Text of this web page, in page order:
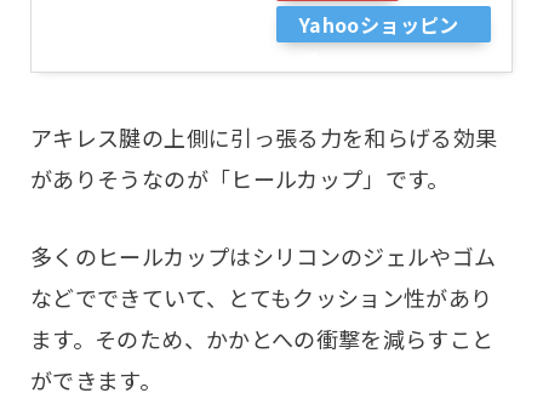
Yahooショッピン
アキレス腱の上側に引っ張る力を和らげる効果
がありそうなのが「ヒールカップ」です。
多くのヒールカップはシリコンのジェルやゴム
などでできていて、とてもクッション性があり
ます。そのため、かかとへの衝撃を減らすこと
ができます。